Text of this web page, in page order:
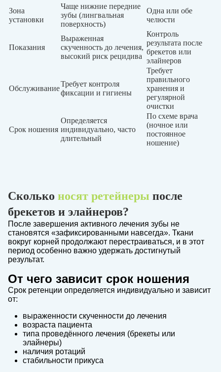
Зона
установки
Чаще нижние передние
зубы (лингвальная
поверхность)
Одна или обе
челюсти
Показания
Выраженная
скученность до лечения,
высокий риск рецидива
Контроль
результата после
брекетов или
элайнеров
Обслуживание
Требует контроля
фиксации и гигиены
Требует
правильного
хранения и
регулярной
очистки
Срок ношения
Определяется
индивидуально, часто
длительный
По схеме врача
(ночное или
постоянное
ношение)
Сколько носят ретейнеры после
брекетов и элайнеров?
После завершения активного лечения зубы не
становятся «зафиксированными навсегда». Ткани
вокруг корней продолжают перестраиваться, и в этот
период особенно важно удержать достигнутый
результат.
От чего зависит срок ношения
Срок ретенции определяется индивидуально и зависит
от:
выраженности скученности до лечения
возраста пациента
типа проведённого лечения (брекеты или
элайнеры)
наличия ротаций
стабильности прикуса